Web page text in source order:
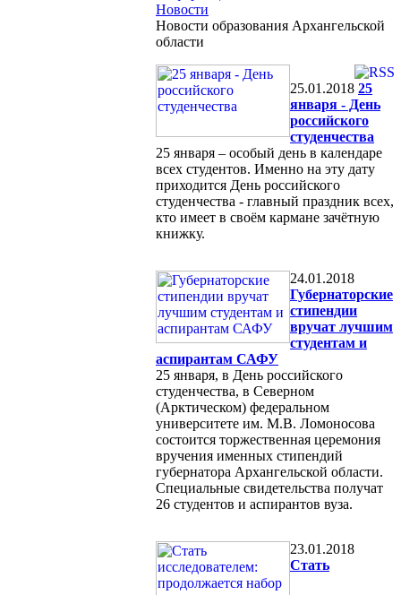
Новости
Новости образования Архангельской
области
25.01.2018 25
января - День
российского
студенчества
25 января – особый день в календаре
всех студентов. Именно на эту дату
приходится День российского
студенчества - главный праздник всех,
кто имеет в своём кармане зачётную
книжку.
24.01.2018
Губернаторские
стипендии
вручат лучшим
студентам и
аспирантам САФУ
25 января, в День российского
студенчества, в Северном
(Арктическом) федеральном
университете им. М.В. Ломоносова
состоится торжественная церемония
вручения именных стипендий
губернатора Архангельской области.
Специальные свидетельства получат
26 студентов и аспирантов вуза.
23.01.2018
Стать